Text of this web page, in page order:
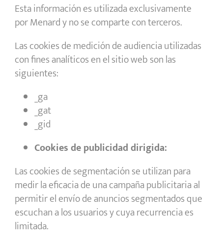
Esta información es utilizada exclusivamente
por Menard y no se comparte con terceros.
Las cookies de medición de audiencia utilizadas
con fines analíticos en el sitio web son las
siguientes:
_ga
_gat
_gid
Cookies de publicidad dirigida:
Las cookies de segmentación se utilizan para
medir la eficacia de una campaña publicitaria al
permitir el envío de anuncios segmentados que
escuchan a los usuarios y cuya recurrencia es
limitada.